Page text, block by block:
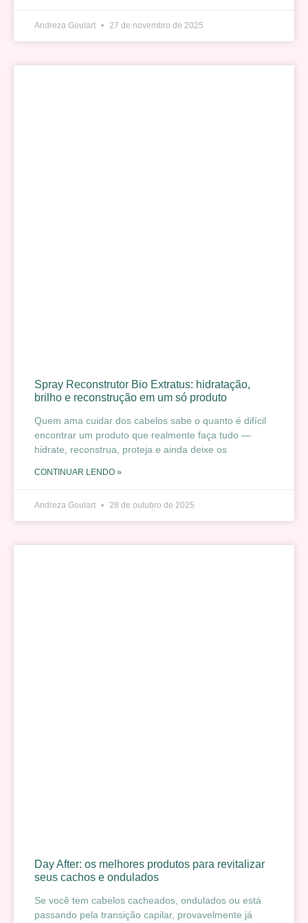
Andreza Goulart 27 de novembro de 2025
Spray Reconstrutor Bio Extratus: hidratação,
brilho e reconstrução em um só produto
Quem ama cuidar dos cabelos sabe o quanto é difícil
encontrar um produto que realmente faça tudo —
hidrate, reconstrua, proteja e ainda deixe os
CONTINUAR LENDO »
Andreza Goulart 28 de outubro de 2025
Day After: os melhores produtos para revitalizar
seus cachos e ondulados
Se você tem cabelos cacheados, ondulados ou está
passando pela transição capilar, provavelmente já